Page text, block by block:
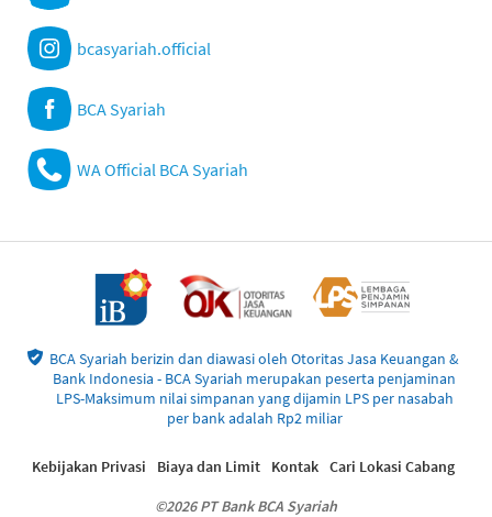
bcasyariah.official
BCA Syariah
WA Official BCA Syariah
BCA Syariah berizin dan diawasi oleh Otoritas Jasa Keuangan &
Bank Indonesia - BCA Syariah merupakan peserta penjaminan
LPS-Maksimum nilai simpanan yang dijamin LPS per nasabah
per bank adalah Rp2 miliar
©2026 PT Bank BCA Syariah
Kebijakan Privasi Biaya dan Limit Kontak Cari Lokasi Cabang